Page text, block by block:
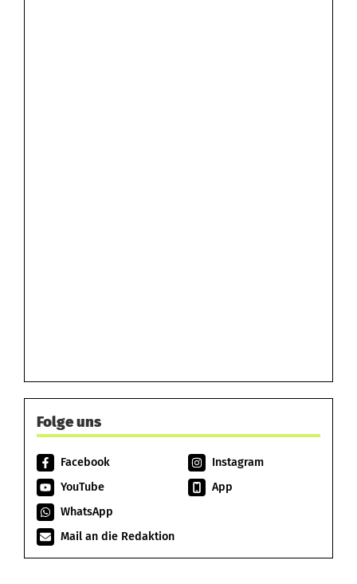
Folge uns
Facebook
Instagram
YouTube
App
WhatsApp
Mail an die Redaktion